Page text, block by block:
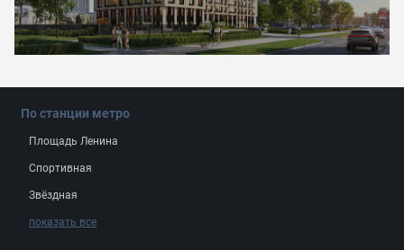
По станции метро
Площадь Ленина
Спортивная
Звёздная
показать все